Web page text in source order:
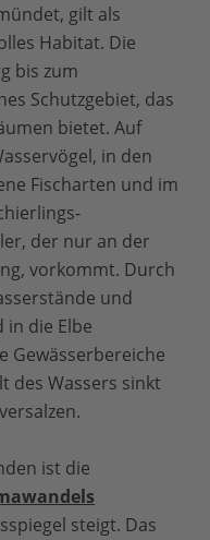
gilt als
Habitat. Die
bis zum
Schutzgebiet, das
bietet. Auf
in den
Fischarten und im
der nur an der
vorkommt. Durch
und
in die Elbe
Gewässerbereiche
des Wassers sinkt
versalzen.
ist die
steigt. Das